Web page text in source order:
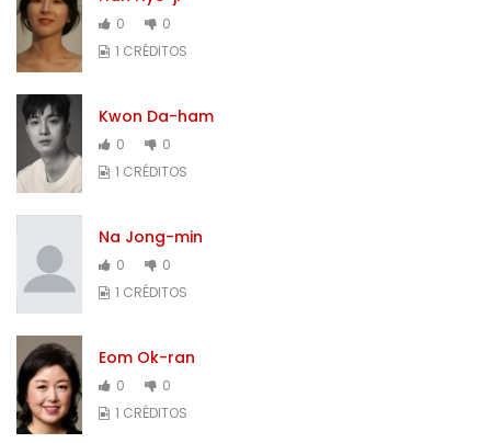
0
0
1 CRÉDITOS
Kwon Da-ham
0
0
1 CRÉDITOS
Na Jong-min
0
0
1 CRÉDITOS
Eom Ok-ran
0
0
1 CRÉDITOS